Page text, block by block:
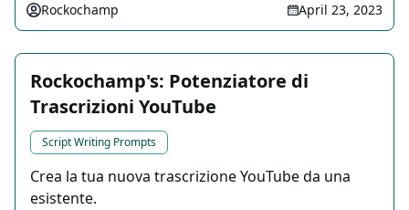
Rockochamp April 23, 2023
Rockochamp's: Potenziatore di
Trascrizioni YouTube
Script Writing Prompts
Crea la tua nuova trascrizione YouTube da una
esistente.